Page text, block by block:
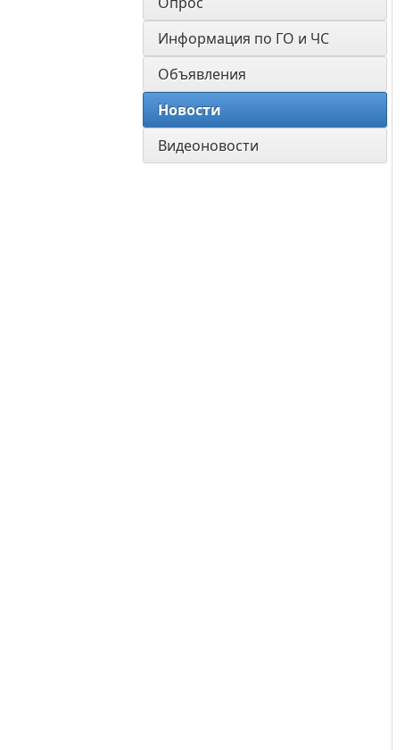
Информация по ГО и ЧС
Объявления
Новости
Видеоновости